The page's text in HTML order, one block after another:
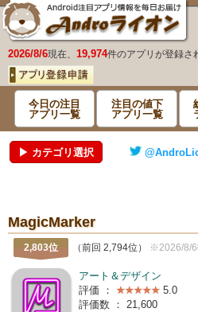
2026/8/6現在、 19,974件のアプリが登録さ
今日の注目
アプリ一覧
注目の値下
アプリ一覧
▶ カテゴリ選択
MagicMarker
2,803位 （前回 2,794位） ※2026/8/6
アート＆デザイン
評価 ：
5.0
評価数 ： 21,600